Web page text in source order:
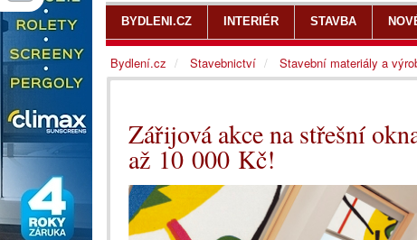
Zářijová akce na střešní
až 10 000 Kč!
BYDLENI.CZ INTERIÉR STAVBA
Bydlení.cz Stavebnictví Stavební materiály a